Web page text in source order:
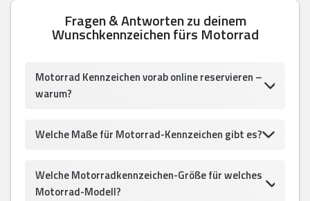
Fragen & Antworten zu deinem
Wunschkennzeichen fürs Motorrad
Motorrad Kennzeichen vorab online reservieren –
warum?
Welche Maße für Motorrad-Kennzeichen gibt es?
Welche Motorradkennzeichen-Größe für welches
Motorrad-Modell?